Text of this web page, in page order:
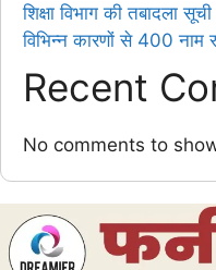
शिक्षा विभाग की तबादला
विभिन्न कारणों से 400 नाम
Recent
No comments to